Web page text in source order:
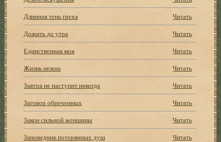
Длинная тень греха
Читать
Дожить до утра
Читать
Единственная моя
Читать
Жизнь нежна
Читать
Завтра не наступит никогда
Читать
Заговор обреченных
Читать
Закон сильной женщины
Читать
Заповедник потерянных душ
Читать